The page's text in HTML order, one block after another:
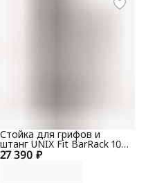
27 390 ₽
Стойка для грифов и
штанг UNIX Fit BarRack 10
PRO (300 кг)